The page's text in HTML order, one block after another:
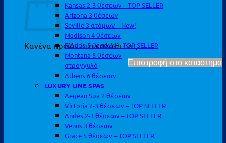
Κανένα προϊόν στο καλάθι σας.
Επιστροφή στο κατάστημα
Kansas 2-3 θέσεων – TOP SELLER
Arizona 3 θέσεων
Seville 3 ατόμων – New!
Madison 4 θέσεων
Florida 5 θέσεων – TOP SELLER
Montana 5 θέσεων
στρογγυλό
Athens 6 θέσεων
LUXURY LINE SPAS
Aegean Spa 2 θέσεων
Victoria 2-3 θέσεων – TOP SELLER
Andes 2-3 θέσεων – TOP SELLER
Venus 3 θέσεων
Grace 5 θέσεων – TOP SELLER